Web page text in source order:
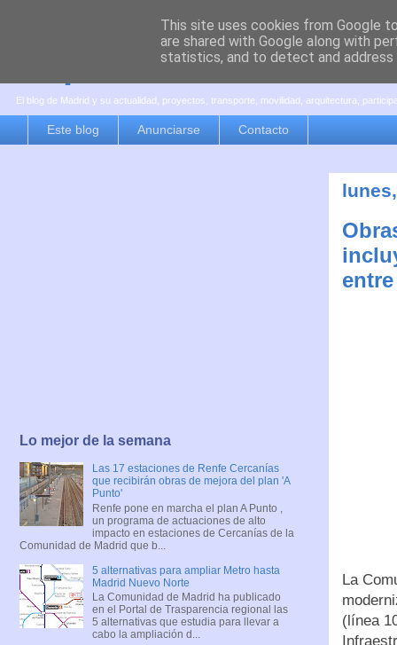
es por madrid
El blog de Madrid y su actualidad, proyectos, transporte, movilidad, arquitectura,
Este blog Anunciarse Contacto
La
(línea
Lo mejor de la semana
Las 17 estaciones de Renfe Cercanías
que recibirán obras de mejora del plan 'A
Punto'
Renfe pone en marcha el plan A Punto ,
un programa de actuaciones de alto
impacto en estaciones de Cercanías de la
Comunidad de Madrid que b...
5 alternativas para ampliar Metro hasta
Madrid Nuevo Norte
La Comunidad de Madrid ha publicado
en el Portal de Trasparencia regional las
5 alternativas que estudia para llevar a
cabo la ampliación d...
This site uses cookies from Google
are shared with Google along with
statistics, and to detect and address